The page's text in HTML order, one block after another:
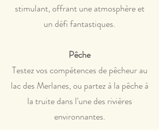
stimulant, offrant une atmosphère et
un défi fantastiques.
Pêche
Testez vos compétences de pêcheur au
lac des Merlanes, ou partez à la pêche à
la truite dans l'une des rivières
environnantes.